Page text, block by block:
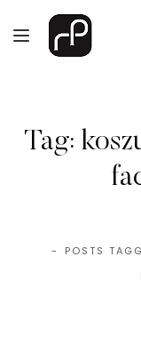
Tag:
POSTS